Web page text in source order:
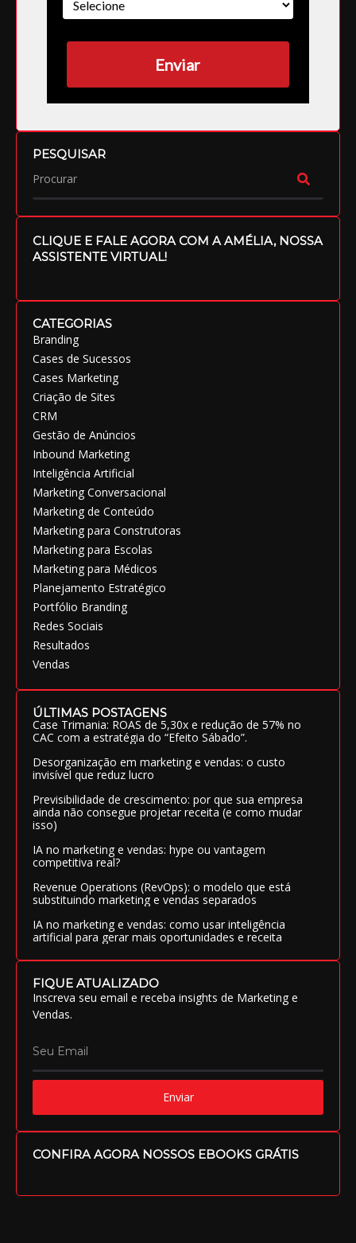
Enviar
PESQUISAR
CLIQUE E FALE AGORA COM A AMÉLIA, NOSSA
ASSISTENTE VIRTUAL!
CATEGORIAS
Branding
Cases de Sucessos
Cases Marketing
Criação de Sites
CRM
Gestão de Anúncios
Inbound Marketing
Inteligência Artificial
Marketing Conversacional
Marketing de Conteúdo
Marketing para Construtoras
Marketing para Escolas
Marketing para Médicos
Planejamento Estratégico
Portfólio Branding
Redes Sociais
Resultados
Vendas
ÚLTIMAS POSTAGENS
Case Trimania: ROAS de 5,30x e redução de 57% no
CAC com a estratégia do “Efeito Sábado”.
Desorganização em marketing e vendas: o custo
invisível que reduz lucro
Previsibilidade de crescimento: por que sua empresa
ainda não consegue projetar receita (e como mudar
isso)
IA no marketing e vendas: hype ou vantagem
competitiva real?
Revenue Operations (RevOps): o modelo que está
substituindo marketing e vendas separados
IA no marketing e vendas: como usar inteligência
artificial para gerar mais oportunidades e receita
FIQUE ATUALIZADO
Inscreva seu email e receba insights de Marketing e
Vendas.
Enviar
CONFIRA AGORA NOSSOS EBOOKS GRÁTIS